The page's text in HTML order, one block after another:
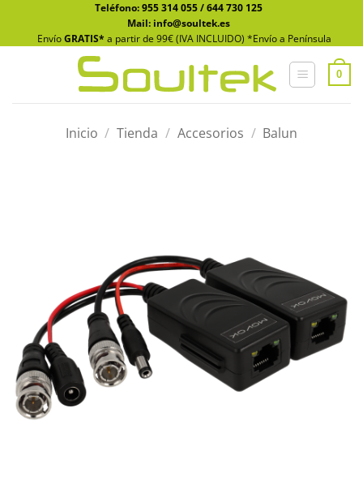
contenido
Teléfono:955 314 055/644 730 125
Mail: info@soultek.es
EnvíoGRATIS* a partir de 99€ (IVA INCLUIDO) *Envío a Península
0
Inicio / Tienda / Accesorios / Balun